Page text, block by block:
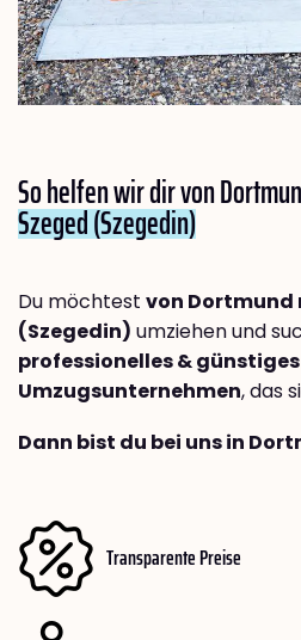
So helfen wir dir von
Szeged (Szegedin)
Du möchtest von Dortmund
(Szegedin) umziehen und
professionelles & günstiges
Umzugsunternehmen, das
Dann bist du bei uns in
Transparente Preise